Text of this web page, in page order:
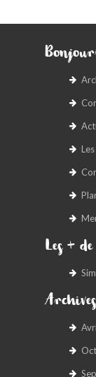
Les + de
Archives